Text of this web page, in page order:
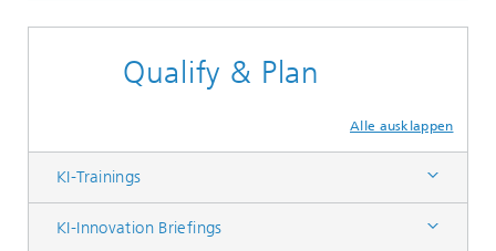
Qualify & Plan
Alle ausklappen
KI-Trainings
KI-Innovation Briefings